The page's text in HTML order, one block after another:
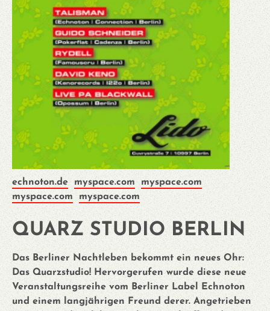
echnoton.de myspace.com
myspace.com
myspace.com
myspace.com
QUARZ STUDIO BERLIN
Das Berliner Nachtleben bekommt ein neues Ohr:
Das Quarzstudio! Hervorgerufen wurde diese neue
Veranstaltungsreihe vom Berliner Label Echnoton
und einem langjährigen Freund derer. Angetrieben